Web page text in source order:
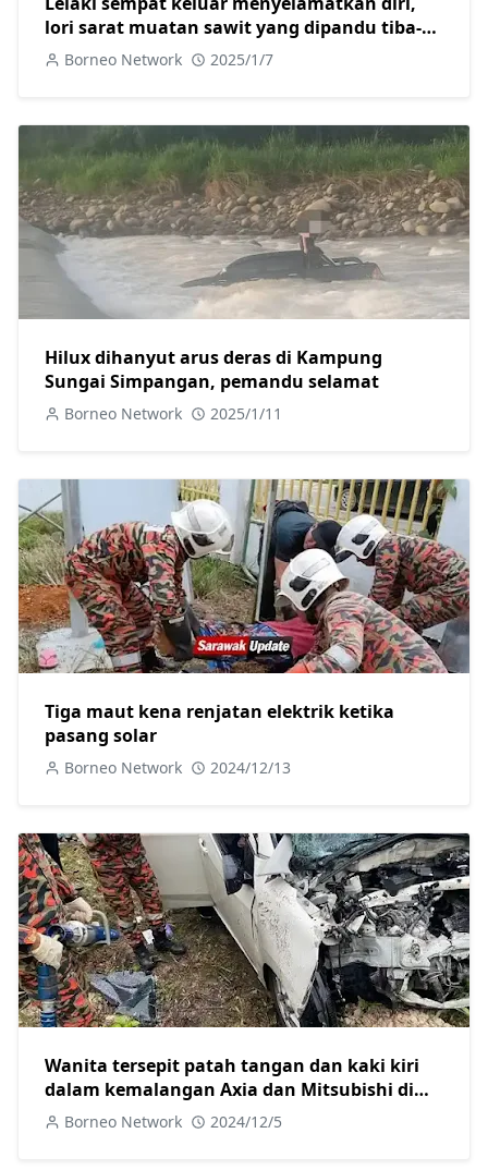
lori sarat muatan sawit yang dipandu tiba-
tiba terbakar
Borneo Network 2025/1/7
Hilux dihanyut arus deras di Kampung
Sungai Simpangan, pemandu selamat
Borneo Network 2025/1/11
Tiga maut kena renjatan elektrik ketika
pasang solar
Borneo Network 2024/12/13
Wanita tersepit patah tangan dan kaki kiri
dalam kemalangan Axia dan Mitsubishi di
Jalan Camar
Borneo Network 2024/12/5